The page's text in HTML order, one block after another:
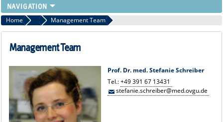
Home Team Management Team
Management Team
Prof. Dr. med. Stefanie Schreiber
Tel.:+49 391 67 13431
stefanie.schreiber@med.ovgu.de